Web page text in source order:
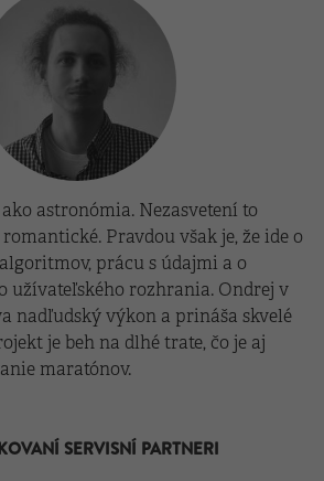
astronómia. Nezasvetení to
romantické. Pravdou však je, že ide o
prácu s údajmi a o
užívateľského rozhrania. Ondrej v
nadľudský výkon a prináša skvelé
je beh na dlhé trate, čo je aj
maratónov.
SERVISNÍ PARTNERI